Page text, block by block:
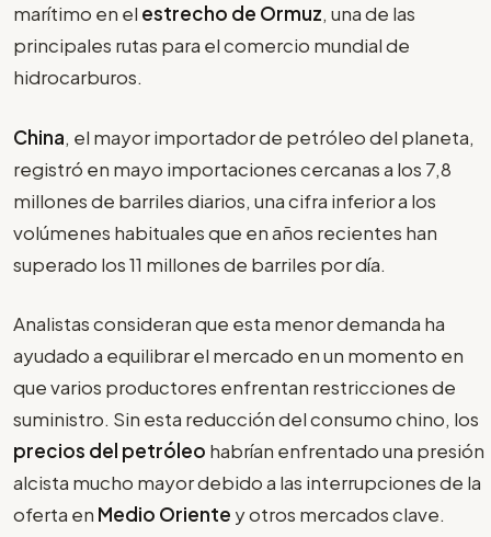
marítimo en el estrecho de Ormuz, una de las
principales rutas para el comercio mundial de
hidrocarburos.
China, el mayor importador de petróleo del planeta,
registró en mayo importaciones cercanas a los 7,8
millones de barriles diarios, una cifra inferior a los
volúmenes habituales que en años recientes han
superado los 11 millones de barriles por día.
Analistas consideran que esta menor demanda ha
ayudado a equilibrar el mercado en un momento en
que varios productores enfrentan restricciones de
suministro. Sin esta reducción del consumo chino, los
precios del petróleo habrían enfrentado una presión
alcista mucho mayor debido a las interrupciones de la
oferta en Medio Oriente y otros mercados clave.